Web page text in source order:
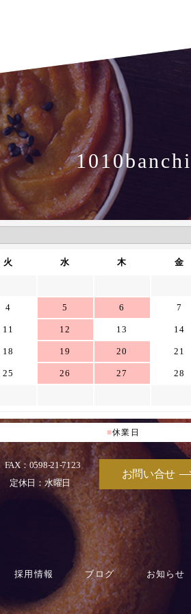
火 水 木 金
4 5 6 7
11 12 13 14
18 19 20 21
25 26 27 28
■休業日
FAX：0598-21-7123
定休日：水曜日
お問い合せ
採用情報 ブログ お知らせ